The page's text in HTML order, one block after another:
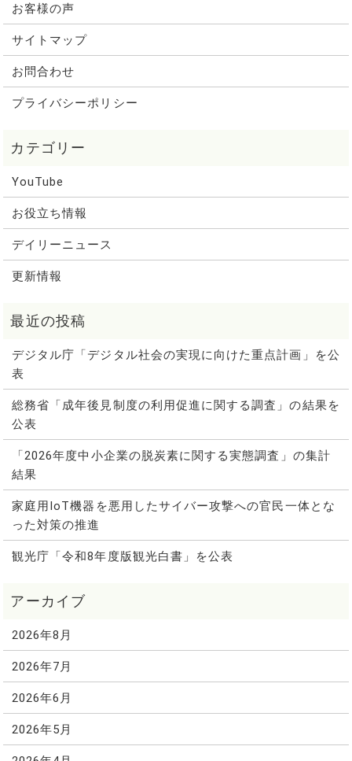
お客様の声
サイトマップ
お問合わせ
プライバシーポリシー
YouTube
お役立ち情報
デイリーニュース
更新情報
デジタル庁「デジタル社会の実現に向けた重点計画」を公
表
総務省「成年後見制度の利用促進に関する調査」の結果を
公表
「2026年度中小企業の脱炭素に関する実態調査」の集計
結果
家庭用IoT機器を悪用したサイバー攻撃への官民一体とな
った対策の推進
観光庁「令和8年度版観光白書」を公表
2026年8月
2026年7月
2026年6月
2026年5月